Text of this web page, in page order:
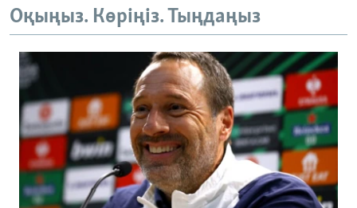
Оқыңыз. Көріңіз. Тыңдаңыз